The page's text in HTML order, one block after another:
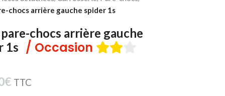
chocs arrière gauche spider 1s
chocs arrière gauche
1s / Occasion
€ TTC